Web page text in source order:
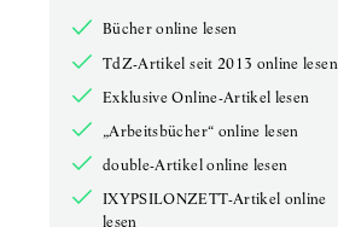
Bücher online lesen
TdZ-Artikel seit 2013 online lesen
Exklusive Online-Artikel lesen
„Arbeitsbücher“ online lesen
double-Artikel online lesen
IXYPSILONZETT-Artikel online
lesen